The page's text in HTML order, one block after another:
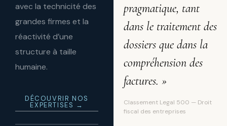
avec la technicité des
grandes firmes et la
réactivité d’une
structure à taille
humaine.
DÉCOUVRIR NOS
EXPERTISES →
pragmatique, tant
dans le traitement des
dossiers que dans la
compréhension des
factures. »
Classement Legal 500 — Droit
fiscal des entreprises